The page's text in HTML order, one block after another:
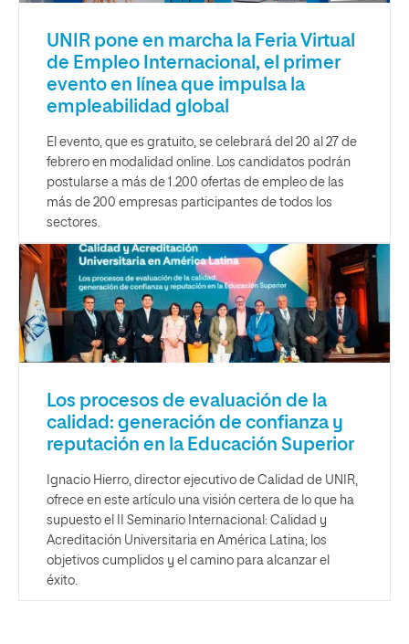
UNIR pone en marcha la Feria Virtual
de Empleo Internacional, el primer
evento en línea que impulsa la
empleabilidad global
El evento, que es gratuito, se celebrará del 20 al 27 de
febrero en modalidad online. Los candidatos podrán
postularse a más de 1.200 ofertas de empleo de las
más de 200 empresas participantes de todos los
sectores.
Los procesos de evaluación de la
calidad: generación de confianza y
reputación en la Educación Superior
Ignacio Hierro, director ejecutivo de Calidad de UNIR,
ofrece en este artículo una visión certera de lo que ha
supuesto el II Seminario Internacional: Calidad y
Acreditación Universitaria en América Latina; los
objetivos cumplidos y el camino para alcanzar el
éxito.